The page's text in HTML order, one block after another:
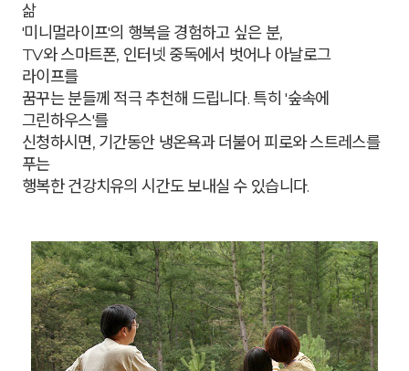
삶
'미니멀라이프'의 행복을 경험하고 싶은 분,
TV와 스마트폰, 인터넷 중독에서 벗어나 아날로그
라이프를
꿈꾸는 분들께 적극 추천해 드립니다. 특히 '숲속에
그린하우스'를
신청하시면, 기간동안 냉온욕과 더불어 피로와 스트레스를
푸는
행복한 건강치유의 시간도 보내실 수 있습니다.